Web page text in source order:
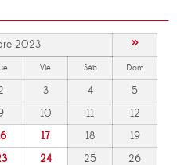
2023 »
Vie Sáb Dom
3 4
5
10 11
12
17 18
19
24 25
26